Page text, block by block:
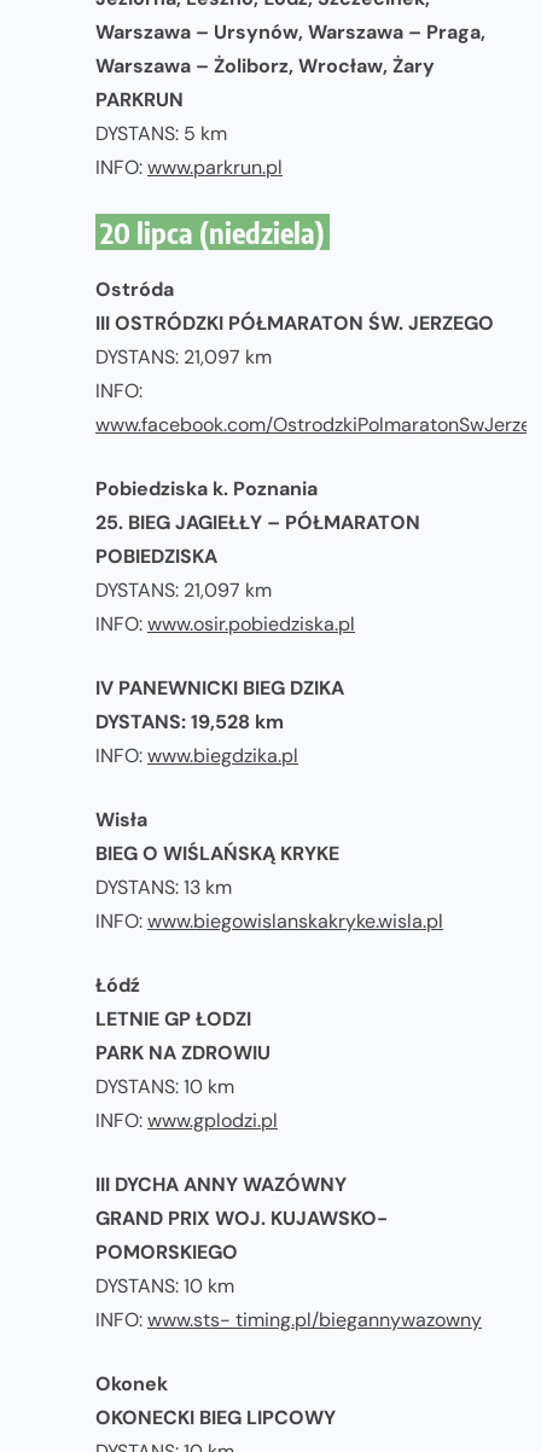
Warszawa – Ursynów, Warszawa – Praga,
Warszawa – Żoliborz, Wrocław, Żary
PARKRUN
DYSTANS: 5 km
INFO:www.parkrun.pl
20 lipca (niedziela)
Ostróda
III OSTRÓDZKI PÓŁMARATON ŚW. JERZEGO
DYSTANS: 21,097 km
INFO:
www.facebook.com/
Pobiedziska k. Poznania
25. BIEG JAGIEŁŁY – PÓŁMARATON
POBIEDZISKA
DYSTANS: 21,097 km
INFO:www.osir.pobiedziska.pl
IV PANEWNICKI BIEG DZIKA
DYSTANS: 19,528 km
INFO:www.biegdzika.pl
Wisła
BIEG O WIŚLAŃSKĄ KRYKE
DYSTANS: 13 km
INFO:www.biegowislanskakryke.wisla.pl
Łódź
LETNIE GP ŁODZI
PARK NA ZDROWIU
DYSTANS: 10 km
INFO:www.gplodzi.pl
III DYCHA ANNY WAZÓWNY
GRAND PRIX WOJ. KUJAWSKO-
POMORSKIEGO
DYSTANS: 10 km
INFO:www.sts- timing.pl/biegannywazowny
Okonek
OKONECKI BIEG LIPCOWY